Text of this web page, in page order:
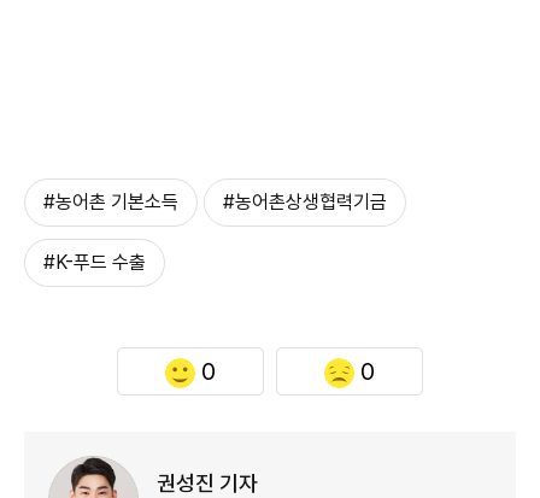
#농어촌 기본소득 #농어촌상생협력기금
#K-푸드 수출
0 0
권성진 기자